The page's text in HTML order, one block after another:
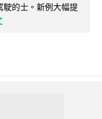
駛的士。新例大幅提